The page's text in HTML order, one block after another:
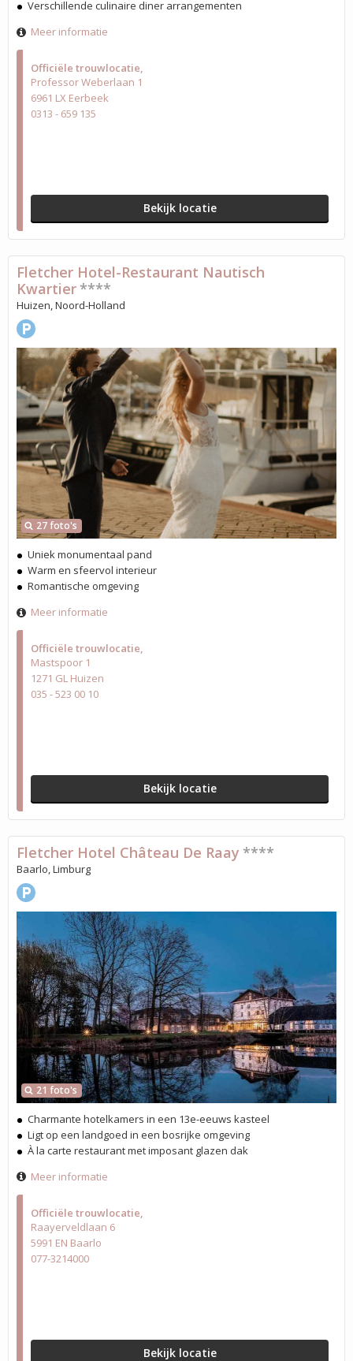
Officiële trouwlocatie
Professor Weberlaan 1
6961 LX Eerbeek
0313 - 659 135
Bekijk locatie
Verschillende culinaire diner arrangementen
Meer informatie
Officiële trouwlocatie
Mastspoor 1
1271 GL Huizen
035 - 523 00 10
Bekijk locatie
27 foto's
Fletcher Hotel-Restaurant Nautisch
Kwartier ****
Huizen, Noord-Holland
Uniek monumentaal pand
Warm en sfeervol interieur
Romantische omgeving
Meer informatie
Officiële trouwlocatie
Raayerveldlaan 6
5991 EN Baarlo
077-3214000
Bekijk locatie
21 foto's
Fletcher Hotel Château De Raay ****
Baarlo, Limburg
Charmante hotelkamers in een 13e-eeuws kasteel
Ligt op een landgoed in een bosrijke omgeving
À la carte restaurant met imposant glazen dak
Meer informatie